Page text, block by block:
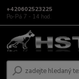
+420602523225
Po-Pá 7 - 14 hod.